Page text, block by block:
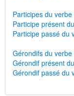
Participes du
Participe présent
Participe passé du
Gérondifs du
Gérondif présent
Gérondif passé du